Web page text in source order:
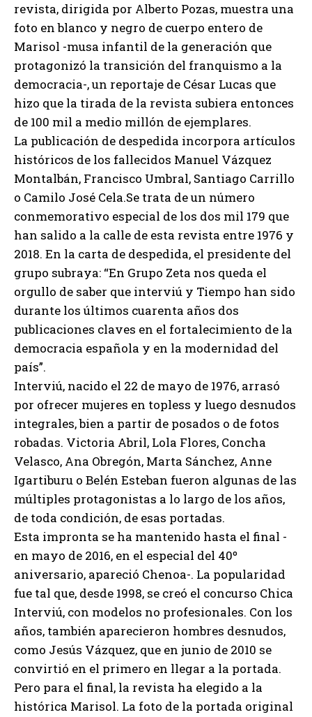
revista, dirigida por Alberto Pozas, muestra una
foto en blanco y negro de cuerpo entero de
Marisol -musa infantil de la generación que
protagonizó la transición del franquismo a la
democracia-, un reportaje de César Lucas que
hizo que la tirada de la revista subiera entonces
de 100 mil a medio millón de ejemplares.
La publicación de despedida incorpora artículos
históricos de los fallecidos Manuel Vázquez
Montalbán, Francisco Umbral, Santiago Carrillo
o Camilo José Cela.Se trata de un número
conmemorativo especial de los dos mil 179 que
han salido a la calle de esta revista entre 1976 y
2018. En la carta de despedida, el presidente del
grupo subraya: “En Grupo Zeta nos queda el
orgullo de saber que interviú y Tiempo han sido
durante los últimos cuarenta años dos
publicaciones claves en el fortalecimiento de la
democracia española y en la modernidad del
país”.
Interviú, nacido el 22 de mayo de 1976, arrasó
por ofrecer mujeres en topless y luego desnudos
integrales, bien a partir de posados o de fotos
robadas. Victoria Abril, Lola Flores, Concha
Velasco, Ana Obregón, Marta Sánchez, Anne
Igartiburu o Belén Esteban fueron algunas de las
múltiples protagonistas a lo largo de los años,
de toda condición, de esas portadas.
Esta impronta se ha mantenido hasta el final -
en mayo de 2016, en el especial del 40º
aniversario, apareció Chenoa-. La popularidad
fue tal que, desde 1998, se creó el concurso Chica
Interviú, con modelos no profesionales. Con los
años, también aparecieron hombres desnudos,
como Jesús Vázquez, que en junio de 2010 se
convirtió en el primero en llegar a la portada.
Pero para el final, la revista ha elegido a la
histórica Marisol. La foto de la portada original